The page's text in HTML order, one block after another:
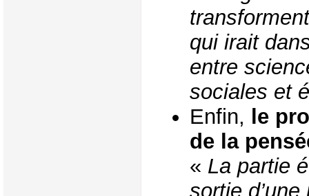
qui irait
entre
sociales et
Enfin,
le
de la
« La partie
sortie